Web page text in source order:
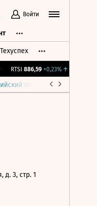
Войти
Техуспех
RTSI 886,59 +0,23%↑
парламент
д. 3, стр. 1